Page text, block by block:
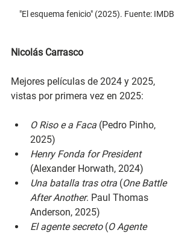
"El esquema fenicio" (2025). Fuente: IMDB
Nicolás Carrasco
Mejores películas de 2024 y 2025,
vistas por primera vez en 2025:
O Riso e a Faca (Pedro Pinho,
2025)
Henry Fonda for President
(Alexander Horwath, 2024)
Una batalla tras otra (One Battle
After Another. Paul Thomas
Anderson, 2025)
El agente secreto (O Agente